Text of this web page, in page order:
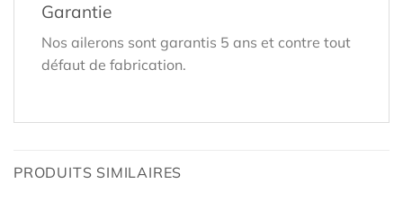
Garantie
Nos ailerons sont garantis 5 ans et contre tout
défaut de fabrication.
PRODUITS SIMILAIRES